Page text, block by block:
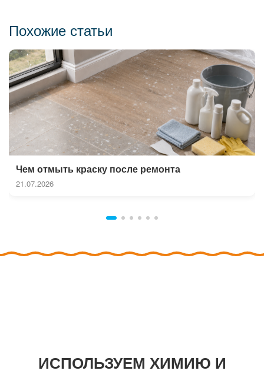
Похожие статьи
Чем отмыть краску после ремонта
21.07.2026
ИСПОЛЬЗУЕМ ХИМИЮ И